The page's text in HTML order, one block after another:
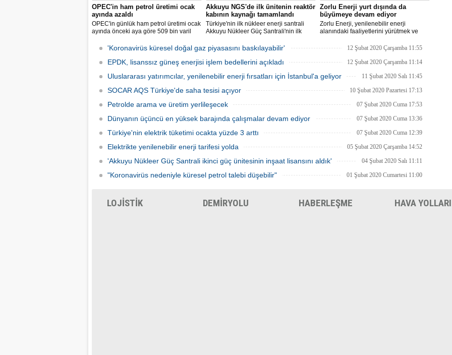
OPEC'in ham petrol üretimi ocak
ayında azaldı
OPEC'in günlük ham petrol üretimi ocak
ayında önceki aya göre 509 bin varil
geriledi.
Akkuyu NGS'de ilk ünitenin reaktör
kabının kaynağı tamamlandı
Türkiye'nin ilk nükleer enerji santrali
Akkuyu Nükleer Güç Santrali'nin ilk
kabının kaynak işleminin tamamlandığı
bildirildi.
Zorlu Enerji yurt dışında da
büyümeye devam ediyor
Zorlu Enerji, yenilenebilir enerji
alanındaki faaliyetlerini yürütmek ve
şube açılışını gerçekleştirecek.
'Koronavirüs küresel doğal gaz piyasasını baskılayabilir' 12 Şubat 2020 Çarşamba 11:55
EPDK, lisanssız güneş enerjisi işlem bedellerini açıkladı 12 Şubat 2020 Çarşamba 11:14
Uluslararası yatırımcılar, yenilenebilir enerji fırsatları için İstanbul'a geliyor 11 Şubat 2020 Salı 11:45
SOCAR AQS Türkiye'de saha tesisi açıyor 10 Şubat 2020 Pazartesi 17:13
Petrolde arama ve üretim yerlileşecek 07 Şubat 2020 Cuma 17:53
Dünyanın üçüncü en yüksek barajında çalışmalar devam ediyor 07 Şubat 2020 Cuma 13:36
Türkiye'nin elektrik tüketimi ocakta yüzde 3 arttı 07 Şubat 2020 Cuma 12:39
Elektrikte yenilenebilir enerji tarifesi yolda 05 Şubat 2020 Çarşamba 14:52
'Akkuyu Nükleer Güç Santrali ikinci güç ünitesinin inşaat lisansını aldık' 04 Şubat 2020 Salı 11:11
"Koronavirüs nedeniyle küresel petrol talebi düşebilir" 01 Şubat 2020 Cumartesi 11:00
LOJİSTİK DEMİRYOLU HABERLEŞME HAVA YOLLARI